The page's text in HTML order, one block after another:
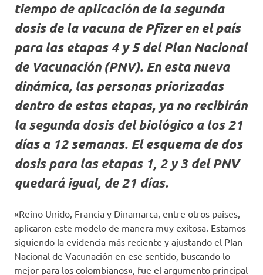
tiempo de aplicación de la segunda
dosis de la vacuna de Pfizer en el país
para las etapas 4 y 5 del Plan Nacional
de Vacunación (PNV). En esta nueva
dinámica, las personas priorizadas
dentro de estas etapas, ya no recibirán
la segunda dosis del biológico a los 21
días a 12 semanas. El esquema de dos
dosis para las etapas 1, 2 y 3 del PNV
quedará igual, de 21 días.
«Reino Unido, Francia y Dinamarca, entre otros países,
aplicaron este modelo de manera muy exitosa. Estamos
siguiendo la evidencia más reciente y ajustando el Plan
Nacional de Vacunación en ese sentido, buscando lo
mejor para los colombianos», fue el argumento principal